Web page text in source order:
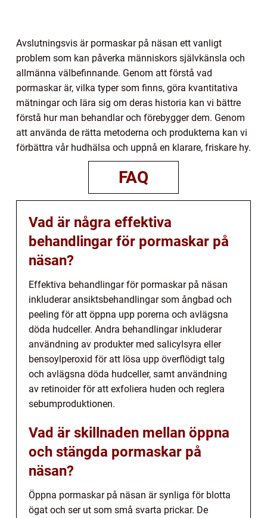
Avslutningsvis är pormaskar på näsan ett vanligt
problem som kan påverka människors självkänsla och
allmänna välbefinnande. Genom att förstå vad
pormaskar är, vilka typer som finns, göra kvantitativa
mätningar och lära sig om deras historia kan vi bättre
förstå hur man behandlar och förebygger dem. Genom
att använda de rätta metoderna och produkterna kan vi
förbättra vår hudhälsa och uppnå en klarare, friskare hy.
FAQ
Vad är några effektiva
behandlingar för pormaskar på
näsan?
Effektiva behandlingar för pormaskar på näsan
inkluderar ansiktsbehandlingar som ångbad och
peeling för att öppna upp porerna och avlägsna
döda hudceller. Andra behandlingar inkluderar
användning av produkter med salicylsyra eller
bensoylperoxid för att lösa upp överflödigt talg
och avlägsna döda hudceller, samt användning
av retinoider för att exfoliera huden och reglera
sebumproduktionen.
Vad är skillnaden mellan öppna
och stängda pormaskar på
näsan?
Öppna pormaskar på näsan är synliga för blotta
ögat och ser ut som små svarta prickar. De